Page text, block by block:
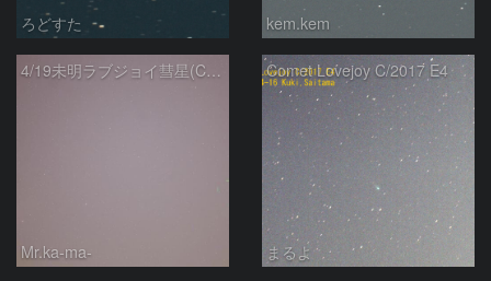
ろどすた kem.kem
4/19未明ラブジョイ彗星(C/2017E4)とM31
Mr.ka-ma-
Comet Lovejoy C/2017 E4
まるよ